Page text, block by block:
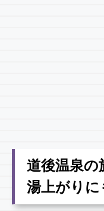
道後温泉の
湯上がりに